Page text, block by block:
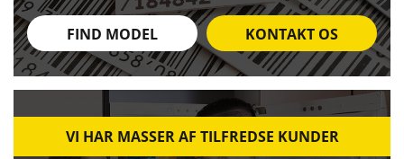
FIND MODEL KONTAKT OS
VI HAR MASSER AF TILFREDSE KUNDER